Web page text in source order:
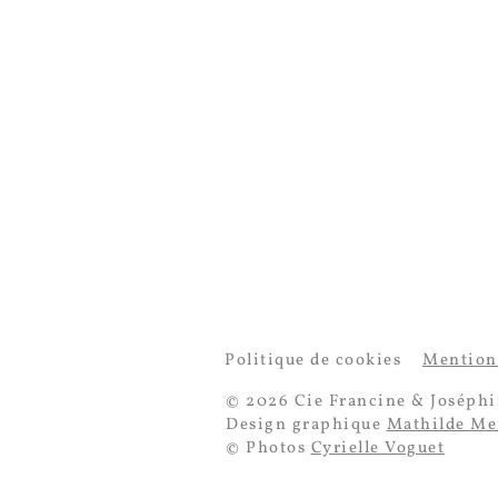
Politique de cookies
© 2026 Cie Francine &
Design graphiqueMathilde
© PhotosCyrielle Voguet